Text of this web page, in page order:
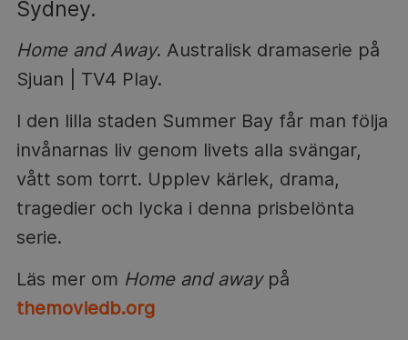
Sydney.
Home and Away. Australisk dramaserie på
Sjuan | TV4 Play.
I den lilla staden Summer Bay får man följa
invånarnas liv genom livets alla svängar,
vått som torrt. Upplev kärlek, drama,
tragedier och lycka i denna prisbelönta
serie.
Läs mer om Home and awaypå
themoviedb.org